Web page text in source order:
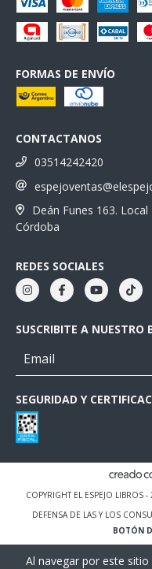
Al navegar por este sitio
FORMAS DE ENVÍO
CONTACTANOS
03514242420
Deán Funes 163.
Córdoba
REDES SOCIALES
SUSCRIBITE A NUESTRO
SEGURIDAD Y
COPYRIGHT EL ESPEJO LIBROS
DEFENSA DE LAS Y LOS
BOTÓN